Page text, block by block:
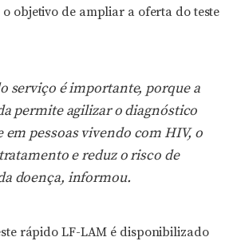
objetivo de ampliar a oferta do teste
serviço é importante, porque a
permite agilizar o diagnóstico
em pessoas vivendo com HIV, o
e reduz o risco de
doença, informou.
rápido LF-LAM é disponibilizado